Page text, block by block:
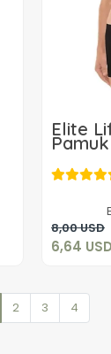
Elite
8,00 USD
6,64 USD
2 3 4